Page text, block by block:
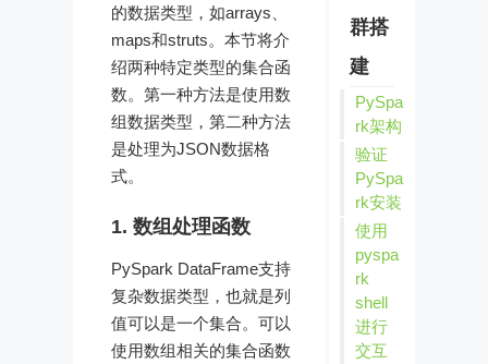
的数据类型，如arrays、
maps和struts。本节将介
绍两种特定类型的集合函
数。第一种方法是使用数
组数据类型，第二种方法
是处理为JSON数据格
式。
1. 数组处理函数
PySpark DataFrame支持
复杂数据类型，也就是列
值可以是一个集合。可以
使用数组相关的集合函数
群搭
建
PySpa
rk架构
验证
PySpa
rk安装
使用
pyspa
rk
shell
进行
交互